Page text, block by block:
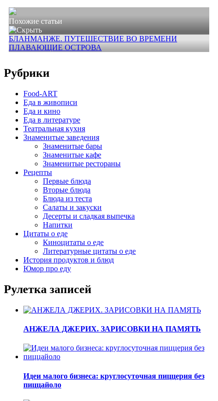
Похожие статьи
БЛАНМАНЖЕ. ПУТЕШЕСТВИЕ ВО ВРЕМЕНИ
ПЛАВАЮЩИЕ ОСТРОВА
Рубрики
Food-ART
Еда в живописи
Еда и кино
Еда в литературе
Театральная кухня
Знаменитые заведения
Знаменитые бары
Знаменитые кафе
Знаменитые рестораны
Рецепты
Первые блюда
Вторые блюда
Блюда из теста
Салаты и закуски
Десерты и сладкая выпечка
Напитки
Цитаты о еде
Киноцитаты о еде
Литературные цитаты o еде
История продуктов и блюд
Юмор про еду
Рулетка записей
АНЖЕЛА ДЖЕРИХ. ЗАРИСОВКИ НА ПАМЯТЬ
Идеи малого бизнеса: круглосуточная пиццерия без
пиццайоло